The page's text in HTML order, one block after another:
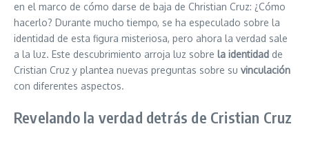
en el marco de cómo darse de baja de Christian Cruz: ¿Cómo
hacerlo? Durante mucho tiempo, se ha especulado sobre la
identidad de esta figura misteriosa, pero ahora la verdad sale
a la luz. Este descubrimiento arroja luz sobre la identidad de
Cristian Cruz y plantea nuevas preguntas sobre su vinculación
con diferentes aspectos.
Revelando la verdad detrás de Cristian Cruz